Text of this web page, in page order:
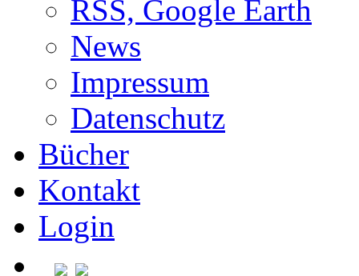
RSS, Google Earth
News
Impressum
Datenschutz
Bücher
Kontakt
Login